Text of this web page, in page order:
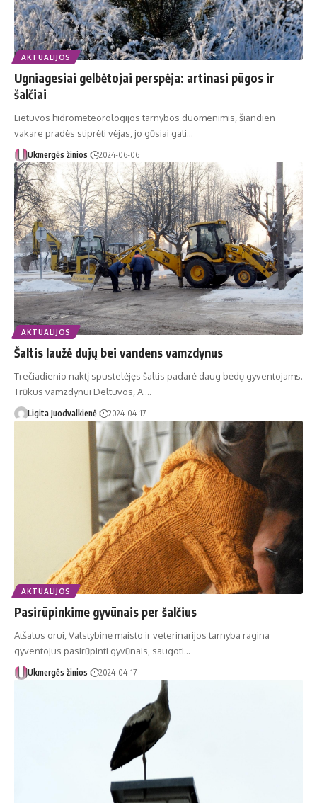
AKTUALIJOS
Ugniagesiai gelbėtojai perspėja: artinasi pūgos ir
šalčiai
Lietuvos hidrometeorologijos tarnybos duomenimis, šiandien
vakare pradės stiprėti vėjas, jo gūsiai gali…
Ukmergės žinios 2024-06-06
AKTUALIJOS
Šaltis laužė dujų bei vandens vamzdynus
Tre­čia­die­nio nak­tį spus­te­lė­jęs šal­tis pa­da­rė daug bė­dų gy­ven­to­jams.
Trū­kus vamz­dy­nui Del­tu­vos, A.…
Ligita Juodvalkienė 2024-04-17
AKTUALIJOS
Pasirūpinkime gyvūnais per šalčius
Atšalus orui, Valstybinė maisto ir veterinarijos tarnyba ragina
gyventojus pasirūpinti gyvūnais, saugoti…
Ukmergės žinios 2024-04-17